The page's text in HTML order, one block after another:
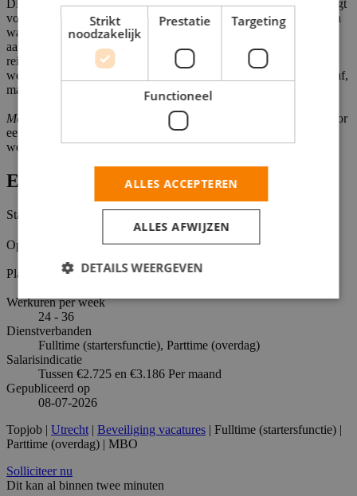
Dit is een functie waarin je actief bezig bent met veiligheid. Jij zorgt
voor veiligheid door contact te maken én daadkrachtig op te treden
wanneer dat nodig is. Je staat tussen de mensen en bent zichtbaar
aanwezig op het station én in de trein. Je hebt actief contact met
reizigers en collega's en grijpt in wanneer er spanning ontstaat. Je
werk draait om aanspreken, de-escaleren en handelen. Niet achteraf,
maar op het moment zelf.
Meer weten over hoe het in de praktijk werkt?
Meld je dan aan voor
een online informatiesessie en hoor van medewerkers zelf hoe het
werk er in de praktijk uitziet. Een overzicht van alle evenementen
Extra informatie
Status
Opleidingsniveaus
MBO
Plaats
Werkuren per week
24 - 36
Dienstverbanden
Fulltime (startersfunctie), Parttime (overdag)
Salarisindicatie
Tussen €2.725 en €3.186 Per maand
Gepubliceerd op
08-07-2026
Topjob | Utrecht | Beveiliging vacatures | Fulltime (startersfunctie) |
Parttime (overdag) | MBO
Solliciteer nu
Dit kan al binnen twee minuten
Strikt
noodzakelijk
Prestatie Targeting
Functioneel
ALLES ACCEPTEREN
ALLES AFWIJZEN
DETAILS WEERGEVEN